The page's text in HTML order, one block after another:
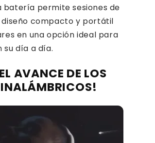
batería permite sesiones de
diseño compacto y portátil
en una opción ideal para
su día a día.
AVANCE DE LOS